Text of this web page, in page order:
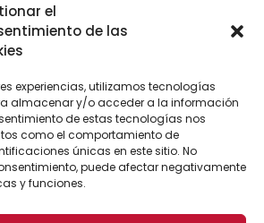
el
de las
experiencias, utilizamos tecnologías
almacenar y/o acceder a la información
de estas tecnologías nos
como el comportamiento de
únicas en este sitio. No
puede afectar negativamente
y funciones.